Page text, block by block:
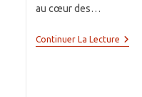
au cœur des…
Continuer La LectureEt